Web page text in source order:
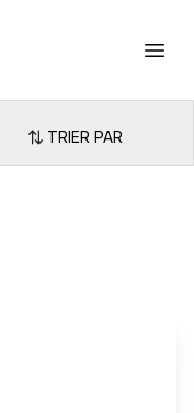
Trier par
TRIER PAR